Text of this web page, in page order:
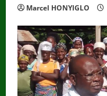
Marcel HONYIGLO